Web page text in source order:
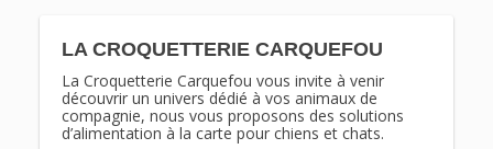
LA CROQUETTERIE CARQUEFOU
La Croquetterie Carquefou vous invite à venir
découvrir un univers dédié à vos animaux de
compagnie, nous vous proposons des solutions
d’alimentation à la carte pour chiens et chats.